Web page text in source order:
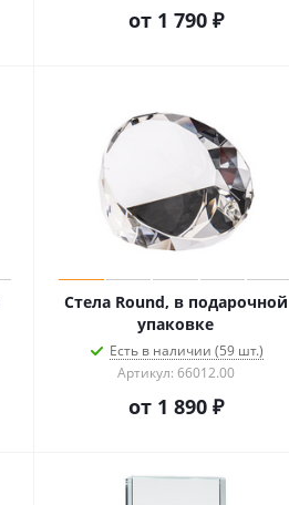
от 1 790 ₽
Стела Round, в подарочной
упаковке
Есть в наличии (59 шт.)
Артикул: 66012.00
от 1 890 ₽